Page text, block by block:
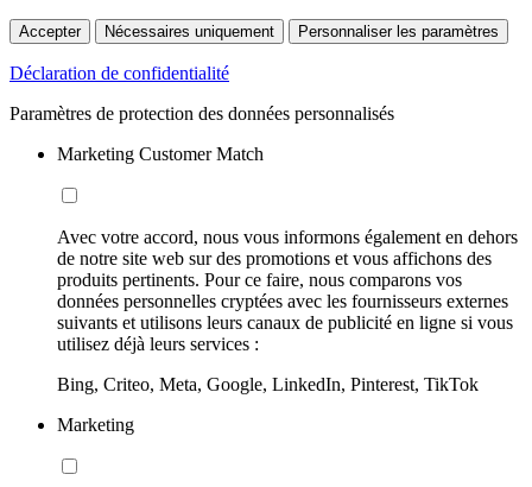
Accepter Nécessaires uniquement Personnaliser les paramètres
Déclaration de confidentialité
Paramètres de protection des données personnalisés
Marketing Customer Match
Avec votre accord, nous vous informons également en dehors
de notre site web sur des promotions et vous affichons des
produits pertinents. Pour ce faire, nous comparons vos
données personnelles cryptées avec les fournisseurs externes
suivants et utilisons leurs canaux de publicité en ligne si vous
utilisez déjà leurs services :
Bing, Criteo, Meta, Google, LinkedIn, Pinterest, TikTok
Marketing